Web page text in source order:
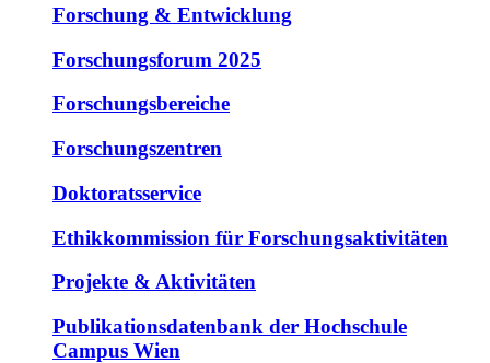
Forschung & Entwicklung
Forschungsforum 2025
Forschungsbereiche
Forschungszentren
Doktoratsservice
Ethikkommission für Forschungsaktivitäten
Projekte & Aktivitäten
Publikationsdatenbank der Hochschule
Campus Wien